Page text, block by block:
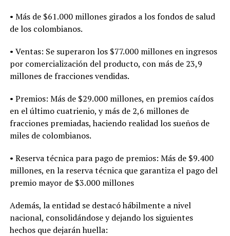
• Más de $61.000 millones girados a los fondos de salud
de los colombianos.
• Ventas: Se superaron los $77.000 millones en ingresos
por comercialización del producto, con más de 23,9
millones de fracciones vendidas.
• Premios: Más de $29.000 millones, en premios caídos
en el último cuatrienio, y más de 2,6 millones de
fracciones premiadas, haciendo realidad los sueños de
miles de colombianos.
• Reserva técnica para pago de premios: Más de $9.400
millones, en la reserva técnica que garantiza el pago del
premio mayor de $3.000 millones
Además, la entidad se destacó hábilmente a nivel
nacional, consolidándose y dejando los siguientes
hechos que dejarán huella: